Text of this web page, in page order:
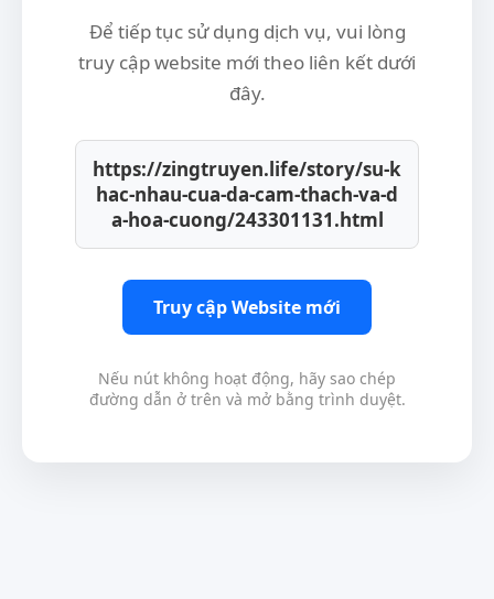
Để tiếp tục sử dụng dịch vụ, vui lòng
truy cập website mới theo liên kết dưới
đây.
https://zingtruyen.life/story/su-k
hac-nhau-cua-da-cam-thach-va-d
a-hoa-cuong/243301131.html
Truy cập Website mới
Nếu nút không hoạt động, hãy sao chép
đường dẫn ở trên và mở bằng trình duyệt.